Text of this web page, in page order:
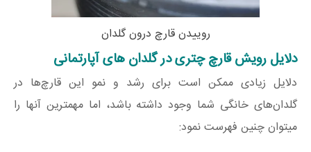
روییدن قارچ درون گلدان
دلایل رویش قارچ چتری در گلدان های آپارتمانی
دلایل زیادی ممکن است برای رشد و نمو این قارچ‌ها در
گلدان‌های خانگی شما وجود داشته باشد، اما مهمترین آنها را
میتوان چنین فهرست نمود: